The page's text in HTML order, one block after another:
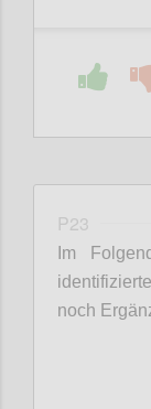
P23
Im
noch